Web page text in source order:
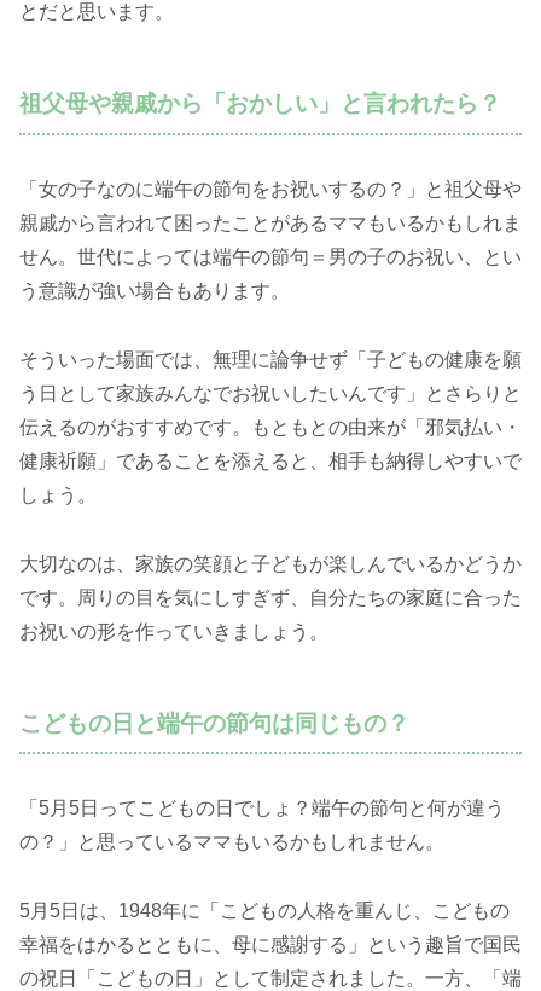
とだと思います。
祖父母や親戚から「おかしい」と言われたら？
「女の子なのに端午の節句をお祝いするの？」と祖父母や
親戚から言われて困ったことがあるママもいるかもしれま
せん。世代によっては端午の節句＝男の子のお祝い、とい
う意識が強い場合もあります。
そういった場面では、無理に論争せず「子どもの健康を願
う日として家族みんなでお祝いしたいんです」とさらりと
伝えるのがおすすめです。もともとの由来が「邪気払い・
健康祈願」であることを添えると、相手も納得しやすいで
しょう。
大切なのは、家族の笑顔と子どもが楽しんでいるかどうか
です。周りの目を気にしすぎず、自分たちの家庭に合った
お祝いの形を作っていきましょう。
こどもの日と端午の節句は同じもの？
「5月5日ってこどもの日でしょ？端午の節句と何が違う
の？」と思っているママもいるかもしれません。
5月5日は、1948年に「こどもの人格を重んじ、こどもの
幸福をはかるとともに、母に感謝する」という趣旨で国民
の祝日「こどもの日」として制定されました。一方、「端